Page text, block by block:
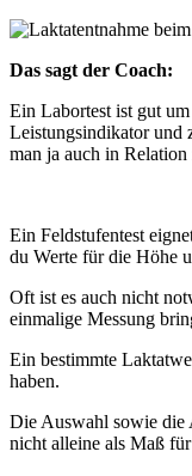
Das sagt der Coach:
Ein Labortest ist gut
Leistungsindikator und
man ja auch in
Ein Feldstufentest
du Werte für die Höhe
Oft ist es auch nicht
einmalige Messung
Ein bestimmte
haben.
Die Auswahl sowie die
nicht alleine als Maß